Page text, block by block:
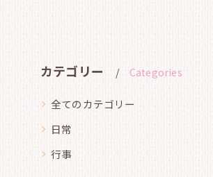
カテゴリー Categories
全てのカテゴリー
日常
行事